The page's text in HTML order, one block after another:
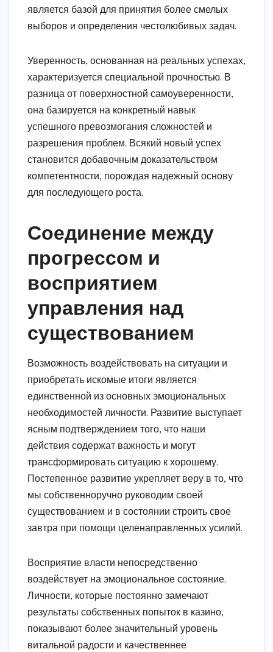
является базой для принятия более смелых
выборов и определения честолюбивых задач.
Уверенность, основанная на реальных успехах,
характеризуется специальной прочностью. В
разница от поверхностной самоуверенности,
она базируется на конкретный навык
успешного превозмогания сложностей и
разрешения проблем. Всякий новый успех
становится добавочным доказательством
компетентности, порождая надежный основу
для последующего роста.
Соединение между
прогрессом и
восприятием
управления над
существованием
Возможность воздействовать на ситуации и
приобретать искомые итоги является
единственной из основных эмоциональных
необходимостей личности. Развитие выступает
ясным подтверждением того, что наши
действия содержат важность и могут
трансформировать ситуацию к хорошему.
Постепенное развитие укрепляет веру в то, что
мы собственноручно руководим своей
существованием и в состоянии строить свое
завтра при помощи целенаправленных усилий.
Восприятие власти непосредственно
воздействует на эмоциональное состояние.
Личности, которые постоянно замечают
результаты собственных попыток в казино,
показывают более значительный уровень
витальной радости и качественнее